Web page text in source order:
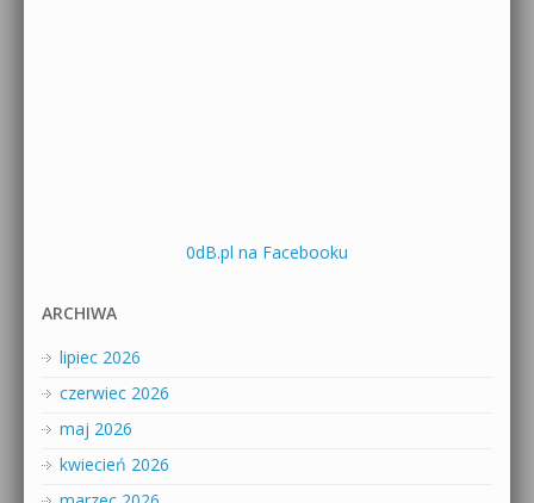
0dB.pl na Facebooku
ARCHIWA
lipiec 2026
czerwiec 2026
maj 2026
kwiecień 2026